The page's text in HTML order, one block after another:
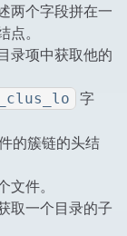
两个字段拼在一
。
录项中获取他的
字
的簇链的头结
件。
取一个目录的子